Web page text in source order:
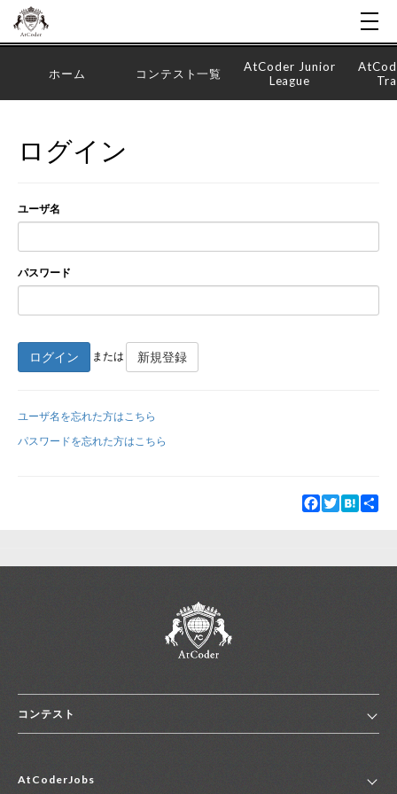
新規登録
ホーム コンテスト一覧
AtCoder Junior
League
ログイン
ユーザ名
パスワード
ログイン または 新規登録
ユーザ名を忘れた方はこちら
パスワードを忘れた方はこちら
Facebook
TwitterHatena
コンテスト
コンテスト一覧
AtCoderJobs